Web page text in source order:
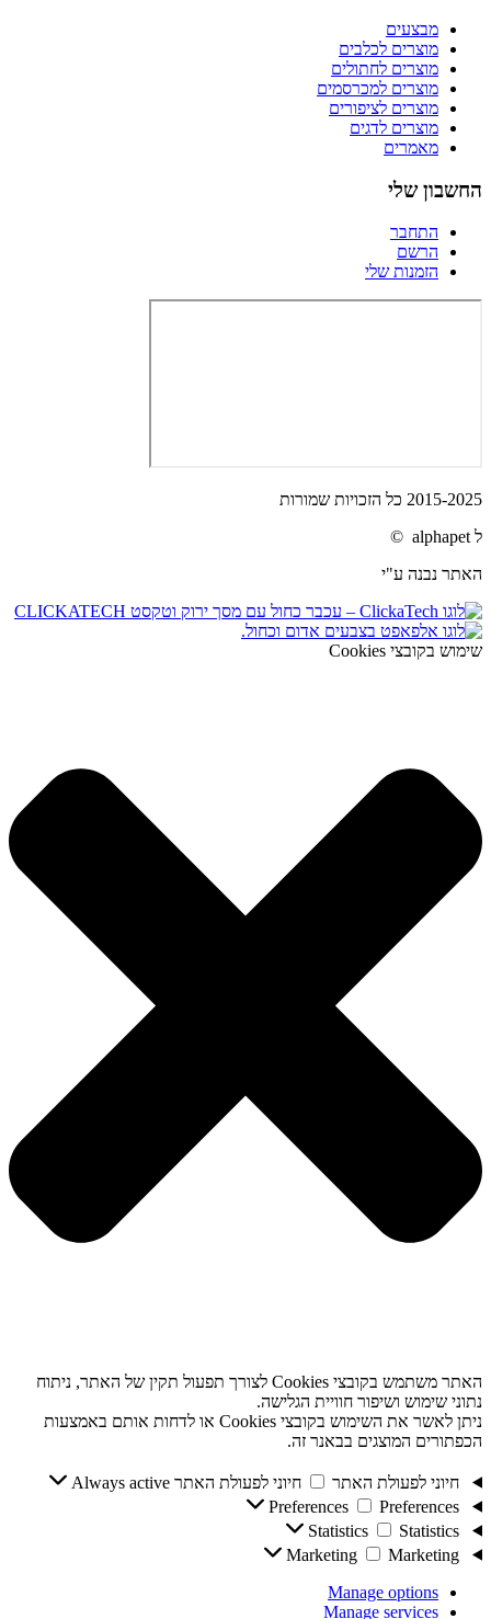
מבצעים
מוצרים לכלבים
מוצרים לחתולים
מוצרים למכרסמים
מוצרים לציפורים
מוצרים לדגים
מאמרים
החשבון שלי
התחבר
הרשם
הזמנות שלי
2015-2025 כל הזכויות שמורות
ל alphapet ©
האתר נבנה ע"י
שימוש בקובצי Cookies
האתר משתמש בקובצי Cookies לצורך תפעול תקין של האתר, ניתוח
נתוני שימוש ושיפור חוויית הגלישה.
ניתן לאשר את השימוש בקובצי Cookies או לדחות אותם באמצעות
הכפתורים המוצגים בבאנר זה.
חיוני לפעולת האתר חיוני לפעולת האתר Always active
Preferences
Preferences
Statistics
Statistics
Marketing
Marketing
Manage options
Manage services